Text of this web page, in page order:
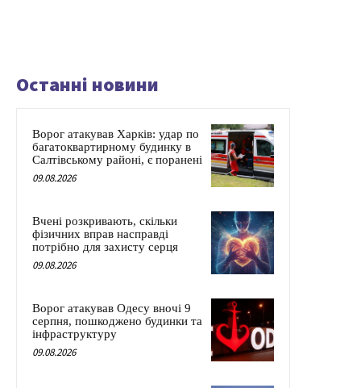
Останні новини
Ворог атакував Харків: удар по
багатоквартирному будинку в
Салтівському районі, є поранені
09.08.2026
Вчені розкривають, скільки
фізичних вправ насправді
потрібно для захисту серця
09.08.2026
Ворог атакував Одесу вночі 9
серпня, пошкоджено будинки та
інфраструктуру
09.08.2026